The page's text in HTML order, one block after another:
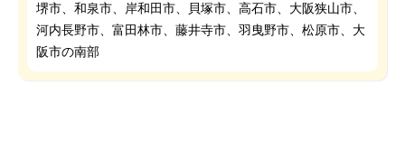
堺市、和泉市、岸和田市、貝塚市、高石市、大阪狭山市、
河内長野市、富田林市、藤井寺市、羽曳野市、松原市、大
阪市の南部